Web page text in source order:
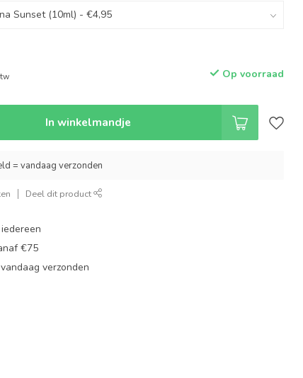
Op voorraad
In winkelmandje
= vandaag verzonden
Deel dit product
€75
verzonden